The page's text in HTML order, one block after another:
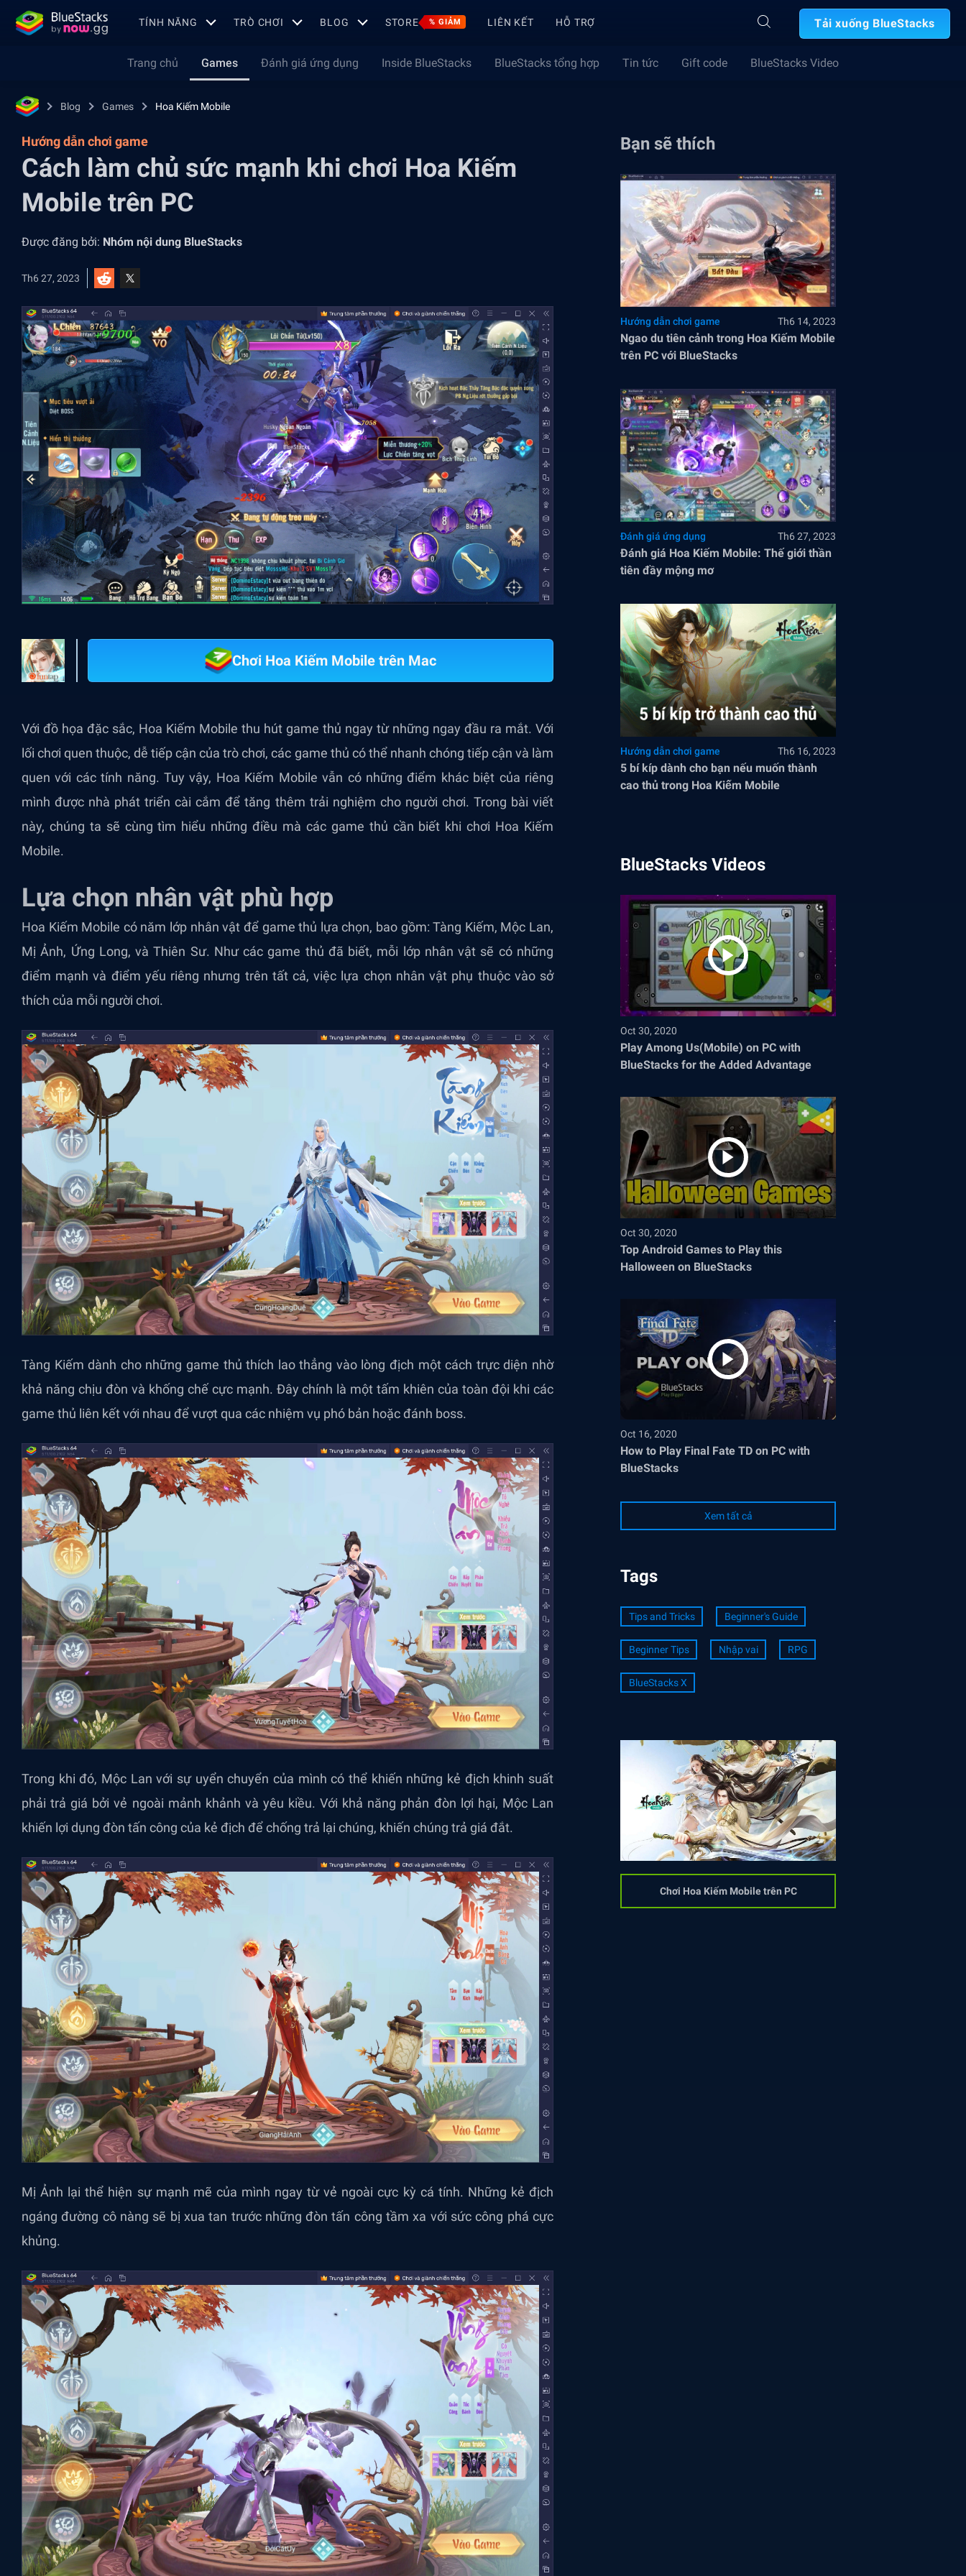
TÍNH NĂNG TRÒ CHƠI BLOG STORE % GIẢM LIÊN KẾT HỖ TRỢ Tải xuống BlueStacks
Trang chủ Games Đánh giá ứng dụng Inside BlueStacks BlueStacks tổng hợp Tin tức Gift code BlueStacks Video
Blog Games Hoa Kiếm Mobile
Hướng dẫn chơi game
Cách làm chủ sức mạnh khi chơi Hoa Kiếm
Mobile trên PC
Được đăng bởi: Nhóm nội dung BlueStacks
Th6 27, 2023
Chơi Hoa Kiếm Mobile trên Mac
Với đồ họa đặc sắc, Hoa Kiếm Mobile thu hút game thủ ngay từ những ngay đầu ra mắt. Với
lối chơi quen thuộc, dễ tiếp cận của trò chơi, các game thủ có thể nhanh chóng tiếp cận và làm
quen với các tính năng. Tuy vậy, Hoa Kiếm Mobile vẫn có những điểm khác biệt của riêng
mình được nhà phát triển cài cắm để tăng thêm trải nghiệm cho người chơi. Trong bài viết
này, chúng ta sẽ cùng tìm hiểu những điều mà các game thủ cần biết khi chơi Hoa Kiếm
Mobile.
Lựa chọn nhân vật phù hợp
Hoa Kiếm Mobile có năm lớp nhân vật để game thủ lựa chọn, bao gồm: Tàng Kiếm, Mộc Lan,
Mị Ảnh, Ứng Long, và Thiên Sư. Như các game thủ đã biết, mỗi lớp nhân vật sẽ có những
điểm mạnh và điểm yếu riêng nhưng trên tất cả, việc lựa chọn nhân vật phụ thuộc vào sở
thích của mỗi người chơi.
Tàng Kiếm dành cho những game thủ thích lao thẳng vào lòng địch một cách trực diện nhờ
khả năng chịu đòn và khống chế cực mạnh. Đây chính là một tấm khiên của toàn đội khi các
game thủ liên kết với nhau để vượt qua các nhiệm vụ phó bản hoặc đánh boss.
Trong khi đó, Mộc Lan với sự uyển chuyển của mình có thể khiến những kẻ địch khinh suất
phải trả giá bởi vẻ ngoài mảnh khảnh và yêu kiều. Với khả năng phản đòn lợi hại, Mộc Lan
khiến lợi dụng đòn tấn công của kẻ địch để chống trả lại chúng, khiến chúng trả giá đắt.
Mị Ảnh lại thể hiện sự mạnh mẽ của mình ngay từ vẻ ngoài cực kỳ cá tính. Những kẻ địch
ngáng đường cô nàng sẽ bị xua tan trước những đòn tấn công tầm xa với sức công phá cực
khủng.
Bạn sẽ thích
Hướng dẫn chơi game Th6 14, 2023
Ngao du tiên cảnh trong Hoa Kiếm Mobile
trên PC với BlueStacks
Đánh giá ứng dụng Th6 27, 2023
Đánh giá Hoa Kiếm Mobile: Thế giới thần
tiên đầy mộng mơ
Hướng dẫn chơi game Th6 16, 2023
5 bí kíp dành cho bạn nếu muốn thành
cao thủ trong Hoa Kiếm Mobile
BlueStacks Videos
Oct 30, 2020
Play Among Us(Mobile) on PC with
BlueStacks for the Added Advantage
Oct 30, 2020
Top Android Games to Play this
Halloween on BlueStacks
Oct 16, 2020
How to Play Final Fate TD on PC with
BlueStacks
Xem tất cả
Tags
Tips and Tricks Beginner's Guide
Beginner Tips Nhập vai RPG
BlueStacks X
Chơi Hoa Kiếm Mobile trên PC